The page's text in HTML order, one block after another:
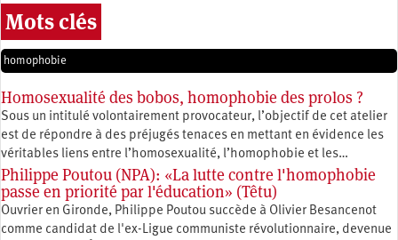
Mots clés
homophobie
Homosexualité des bobos, homophobie des prolos ?
Sous un intitulé volontairement provocateur, l’objectif de cet atelier
est de répondre à des préjugés tenaces en mettant en évidence les
véritables liens entre l’homosexualité, l’homophobie et les…
Philippe Poutou (NPA): «La lutte contre l'homophobie
passe en priorité par l'éducation» (Têtu)
Ouvrier en Gironde, Philippe Poutou succède à Olivier Besancenot
comme candidat de l'ex-Ligue communiste révolutionnaire, devenue